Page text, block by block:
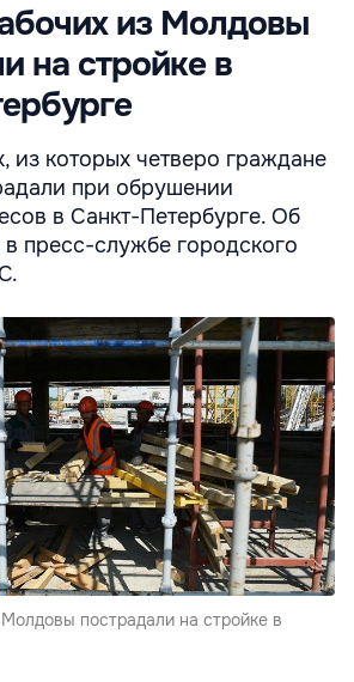
из Молдовы
на стройке в
из которых четверо граждане
при обрушении
в Санкт-Петербурге. Об
пресс-службе городского
пострадали на стройке в